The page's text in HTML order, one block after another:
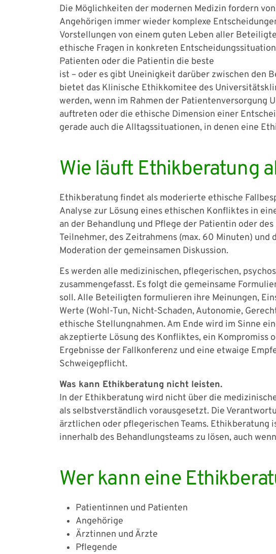
Die Möglichkeiten der modernen Medizin fordern
Angehörigen immer wieder komplexe
Vorstellungen von einem guten Leben aller
ethische Fragen in konkreten
Patienten oder die Patientin die beste
ist – oder es gibt Uneinigkeit darüber zwischen den
bietet das Klinische Ethikkomitee des
werden, wenn im Rahmen der Patientenversorgung
auftreten oder die ethische Dimension einer
gerade auch die Alltagssituationen, in denen eine
Wie läuft Ethikberatung
Ethikberatung findet als moderierte ethische
Analyse zur Lösung eines ethischen Konfliktes in
an der Behandlung und Pflege der Patientin oder
Teilnehmer, des Zeitrahmens (max. 60 Minuten)
Moderation der gemeinsamen Diskussion.
Es werden alle medizinischen, pflegerischen,
zusammengefasst. Es folgt die gemeinsame
soll. Alle Beteiligten formulieren ihre Meinungen,
Werte (Wohl-Tun, Nicht-Schaden, Autonomie,
ethische Stellungnahmen. Am Ende wird im Sinne
akzeptierte Lösung des Konfliktes, ein Kompromiss
Ergebnisse der Fallkonferenz und eine etwaige
Schweigepflicht.
Was kann Ethikberatung nicht leisten.
In der Ethikberatung wird nicht über die
als selbstverständlich vorausgesetzt. Die
ärztlichen oder pflegerischen Teams.
innerhalb des Behandlungsteams zu lösen, auch
Wer kann eine
Patientinnen und Patienten
Angehörige
Ärztinnen und Ärzte
Pflegende